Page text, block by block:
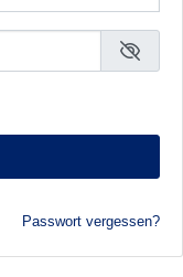
Passwort vergessen?